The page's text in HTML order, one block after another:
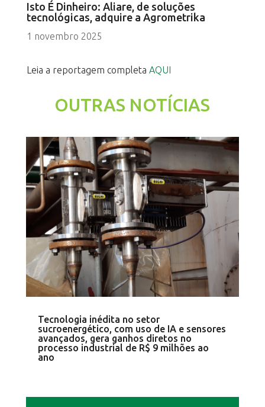
Isto É Dinheiro: Aliare, de soluções
tecnológicas, adquire a Agrometrika
1 novembro 2025
Leia a reportagem completa AQUI
OUTRAS NOTÍCIAS
Tecnologia inédita no setor
sucroenergético, com uso de IA e sensores
avançados, gera ganhos diretos no
processo industrial de R$ 9 milhões ao
ano